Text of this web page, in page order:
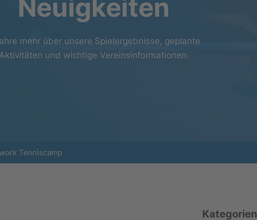
Neuigkeiten
mehr über unsere Spielergebnisse, geplante
Aktivitäten und wichtige Vereinsinformationen.
Tenniscamp
Kategorien